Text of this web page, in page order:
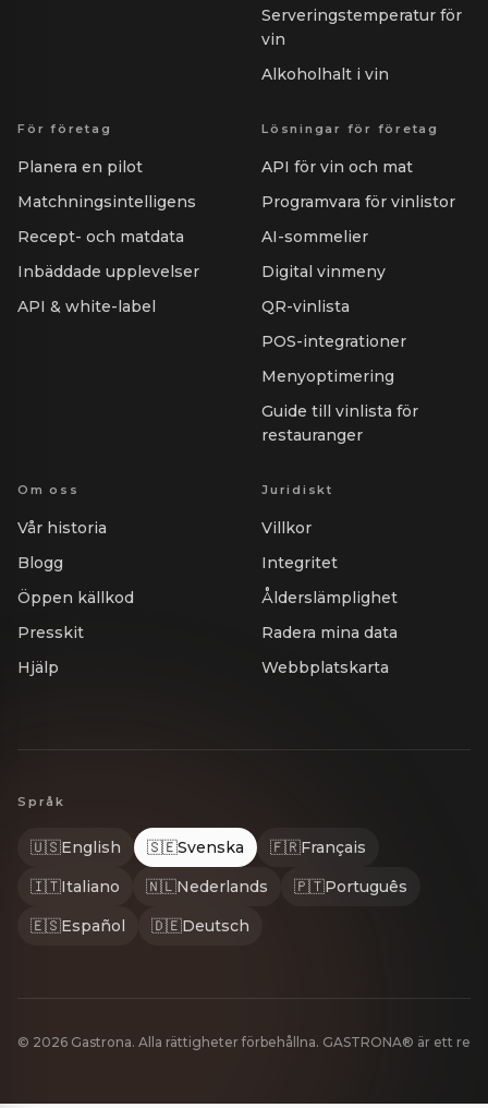
Serveringstemperatur för
vin
Alkoholhalt i vin
För företag
Planera en pilot
Matchningsintelligens
Recept- och matdata
Inbäddade upplevelser
API & white-label
Lösningar för företag
API för vin och mat
Programvara för vinlistor
AI-sommelier
Digital vinmeny
QR-vinlista
POS-integrationer
Menyoptimering
Guide till vinlista för
restauranger
Om oss
Vår historia
Blogg
Öppen källkod
Presskit
Hjälp
Juridiskt
Villkor
Integritet
Ålderslämplighet
Radera mina data
Webbplatskarta
Språk
🇺🇸English 🇸🇪Svenska 🇫🇷Français
🇮🇹Italiano 🇳🇱Nederlands 🇵🇹Português
🇪🇸Español 🇩🇪Deutsch
© 2026 Gastrona. Alla rättigheter förbehållna. GASTRONA® är ett